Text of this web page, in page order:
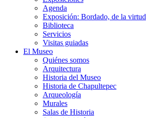
Agenda
Exposición: Bordado, de la virtud
Biblioteca
Servicios
Visitas guiadas
El Museo
Quiénes somos
Arquitectura
Historia del Museo
Historia de Chapultepec
Arqueología
Murales
Salas de Historia